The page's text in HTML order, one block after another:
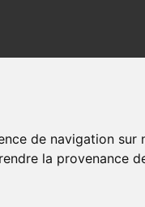
de navigation
la provenance